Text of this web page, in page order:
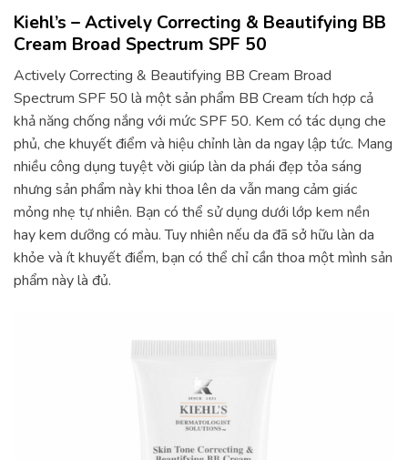
Kiehl’s – Actively Correcting & Beautifying BB
Cream Broad Spectrum SPF 50
Actively Correcting & Beautifying BB Cream Broad
Spectrum SPF 50 là một sản phẩm BB Cream tích hợp cả
khả năng chống nắng với mức SPF 50. Kem có tác dụng che
phủ, che khuyết điểm và hiệu chỉnh làn da ngay lập tức. Mang
nhiều công dụng tuyệt vời giúp làn da phái đẹp tỏa sáng
nhưng sản phẩm này khi thoa lên da vẫn mang cảm giác
mỏng nhẹ tự nhiên. Bạn có thể sử dụng dưới lớp kem nền
hay kem dưỡng có màu. Tuy nhiên nếu da đã sở hữu làn da
khỏe và ít khuyết điểm, bạn có thể chỉ cần thoa một mình sản
phẩm này là đủ.